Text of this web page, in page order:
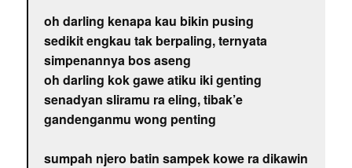
oh darling kenapa kau bikin pusing
sedikit engkau tak berpaling, ternyata
simpenannya bos aseng
oh darling kok gawe atiku iki genting
senadyan sliramu ra eling, tibak’e
gandenganmu wong penting
sumpah njero batin sampek kowe ra dikawin